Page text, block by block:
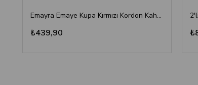
Emayra Emaye Kupa Kırmızı Kordon Kahve 380 ml | Çamlıca Home
₺439,90